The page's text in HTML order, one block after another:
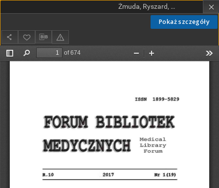
Pokaż szczegóły
Żmuda, Ryszard, red. nacz.